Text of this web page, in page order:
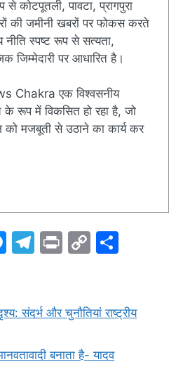
से कोटपूतली, पावटा, प्रागपुरा
की जमीनी खबरों पर फोकस करते
स्पष्ट रूप से सत्यता,
जिम्मेदारी पर आधारित है।
Chakra एक विश्वसनीय
के रूप में विकसित हो रहा है, जो
मजबूती से उठाने का कार्य कर
M
s
n
T
gr
m
Pr C
y
n
e
संदर्भ और चुनौतियां राष्ट्रीय
बनाता है- यादव